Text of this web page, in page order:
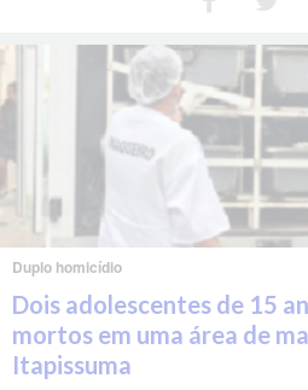
Duplo homicídio
Dois adolescentes de 15
mortos em uma área de
Itapissuma